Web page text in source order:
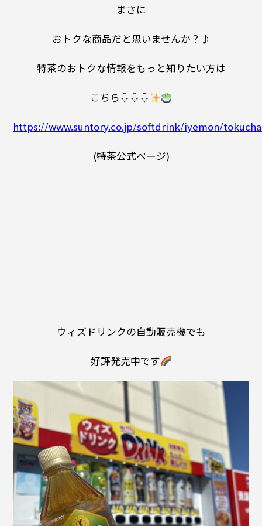
まさに
おトクな商品だと思いませんか？♪
特茶のおトクな情報をもっと知りたい方は
こちら⇩⇩⇩
https://www.suntory.co.jp/softdrink/iyemon/
(特茶公式ページ)
ウィズドリンクの自動販売機でも
好評発売中です